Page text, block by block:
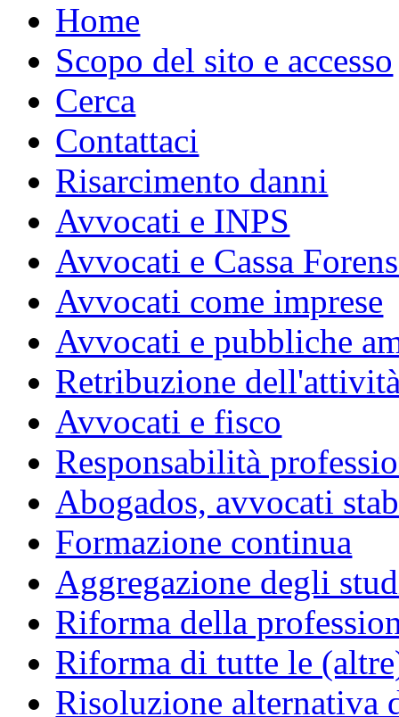
Home
Scopo del sito e accesso
Cerca
Contattaci
Risarcimento danni
Avvocati e INPS
Avvocati e Cassa
Avvocati come imprese
Avvocati e pubbliche
Retribuzione
Avvocati e fisco
Responsabilità
Abogados, avvocati
Formazione continua
Aggregazione degli
Riforma della
Riforma di tutte le
Risoluzione alternativa